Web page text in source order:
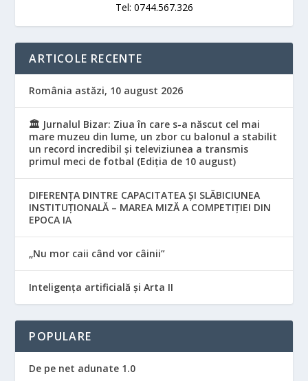
Tel: 0744.567.326
ARTICOLE RECENTE
România astăzi, 10 august 2026
🏛️ Jurnalul Bizar: Ziua în care s-a născut cel mai
mare muzeu din lume, un zbor cu balonul a stabilit
un record incredibil și televiziunea a transmis
primul meci de fotbal (Ediția de 10 august)
DIFERENȚA DINTRE CAPACITATEA ȘI SLĂBICIUNEA
INSTITUȚIONALĂ – MAREA MIZĂ A COMPETIȚIEI DIN
EPOCA IA
„Nu mor caii când vor câinii”
Inteligența artificială și Arta II
POPULARE
De pe net adunate 1.0